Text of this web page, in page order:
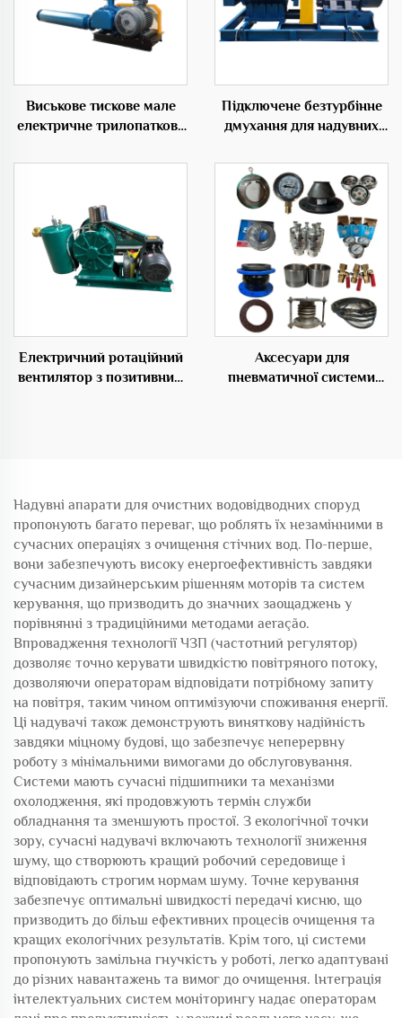
Виськове тискове мале
електричне трилопаткове
рибальських ферм
Підключене безтурбінне
дмухання для надувних
рівнем шуму
Електричний ротаційний
вентилятор з позитивним
Аксесуари для
пневматичної системи
Надувні апарати для очистних водовідводних споруд
пропонують багато переваг, що роблять їх незамінними в
сучасних операціях з очищення стічних вод. По-перше,
вони забезпечують високу енергоефективність завдяки
сучасним дизайнерським рішенням моторів та систем
керування, що призводить до значних заощаджень у
порівнянні з традиційними методами аeração.
Впровадження технології ЧЗП (частотний регулятор)
дозволяє точно керувати швидкістю повітряного потоку,
дозволяючи операторам відповідати потрібному запиту
на повітря, таким чином оптимізуючи споживання енергії.
Ці надувачі також демонструють виняткову надійність
завдяки міцному будові, що забезпечує неперервну
роботу з мінімальними вимогами до обслуговування.
Системи мають сучасні підшипники та механізми
охолодження, які продовжують термін служби
обладнання та зменшують простої. З екологічної точки
зору, сучасні надувачі включають технології зниження
шуму, що створюють кращий робочий середовище і
відповідають строгим нормам шуму. Точне керування
забезпечує оптимальні швидкості передачі кисню, що
призводить до більш ефективних процесів очищення та
кращих екологічних результатів. Крім того, ці системи
пропонують замільна гнучкість у роботі, легко адаптувані
до різних навантажень та вимог до очищення. Інтеграція
інтелектуальних систем моніторингу надає операторам